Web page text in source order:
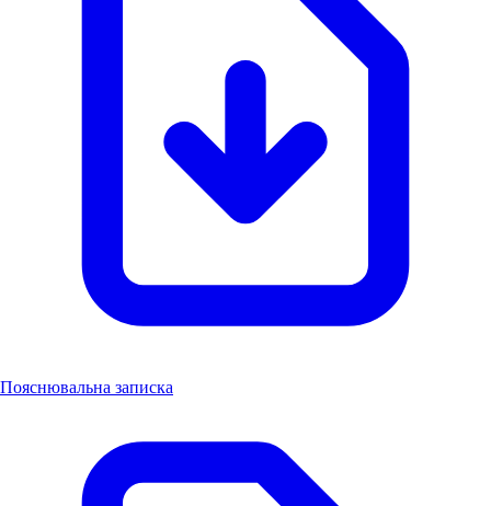
Пояснювальна записка